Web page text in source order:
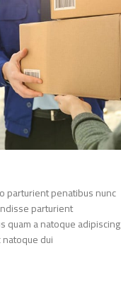
parturient penatibus nunc
parturient
quam a natoque adipiscing
dui.